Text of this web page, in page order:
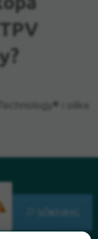
i olika
SÖKNING